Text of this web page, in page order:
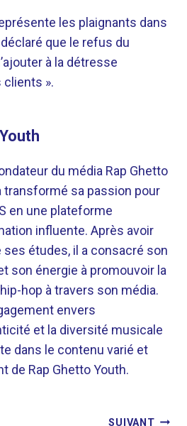
les plaignants dans
que le refus du
à la détresse
».
du média Rap Ghetto
transformé sa passion pour
en une plateforme
influente. Après avoir
études, il a consacré son
son énergie à promouvoir la
hop à travers son média.
envers
et la diversité musicale
dans le contenu varié et
de Rap Ghetto Youth.
SUIVANT